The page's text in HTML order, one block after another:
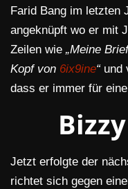
Farid Bang im letzten
angeknüpft wo er mit
Zeilen wie „Meine
Kopf von 6ix9ine“ und
dass er immer für
Jetzt erfolgte der
richtet sich gegen